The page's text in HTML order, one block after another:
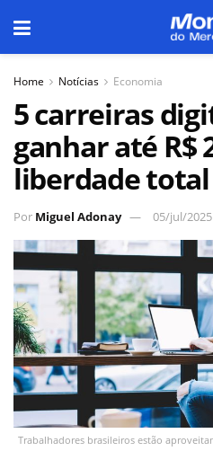
Home Notícias Economia
5 carreiras
ganhar até R$
liberdade total
Por Miguel Adonay 05/jul/2025
Trabalhadores brasileiros estão